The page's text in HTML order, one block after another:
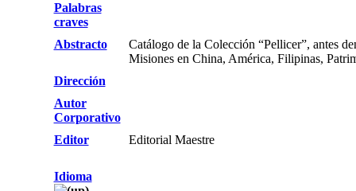
Palabras
craves
Abstracto
Catálogo de la Colección “Pellicer”, antes
Misiones en China, América, Filipinas,
Dirección
Autor
Corporativo
Editor
Editorial Maestre
Idioma